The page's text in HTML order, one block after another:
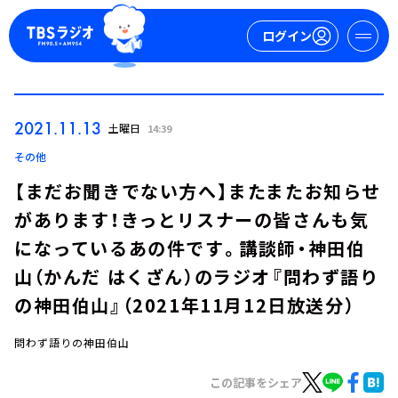
ログイン
週間番組表
2021.11.13 土曜日 14:39
その他
【まだお聞きでない方へ】またまたお知らせ
があります！きっとリスナーの皆さんも気
になっているあの件です。講談師・神田伯
山（かんだ はくざん）のラジオ『問わず語り
の神田伯山』（2021年11月12日放送分）
問わず語りの神田伯山
この記事をシェア